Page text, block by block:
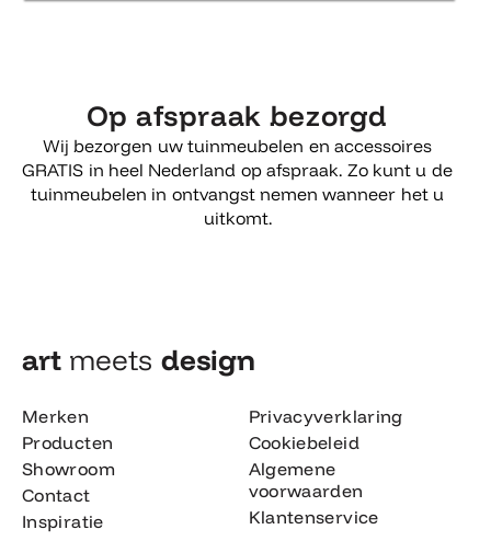
Op afspraak bezorgd
Wij bezorgen uw tuinmeubelen en accessoires
GRATIS in heel Nederland op afspraak. Zo kunt u de
tuinmeubelen in ontvangst nemen wanneer het u
uitkomt.
art meets design​
Merken
Producten
Showroom
Contact
Inspiratie
Privacyverklaring
Cookiebeleid
Algemene
voorwaarden
Klantenservice